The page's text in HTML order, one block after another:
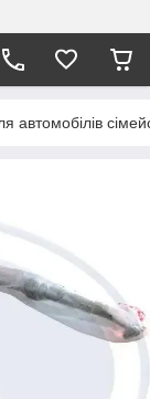
автомобілів